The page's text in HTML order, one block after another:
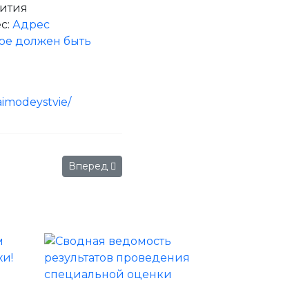
Адрес
должен быть
Следующий: Вологодская молочная
Вперед